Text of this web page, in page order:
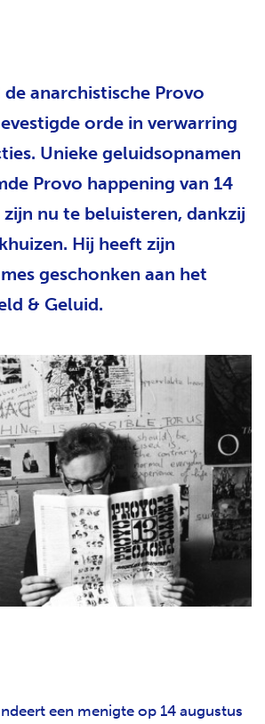
anarchistische Provo
orde in verwarring
Unieke geluidsopnamen
Provo happening van 14
zijn nu te beluisteren, dankzij
Hij heeft zijn
geschonken aan het
& Geluid.
een menigte op 14 augustus